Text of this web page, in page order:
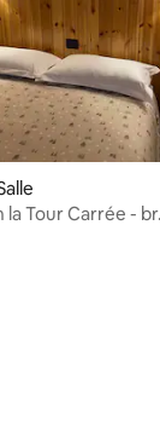
5, recenzija: 6
Tour Carrée -